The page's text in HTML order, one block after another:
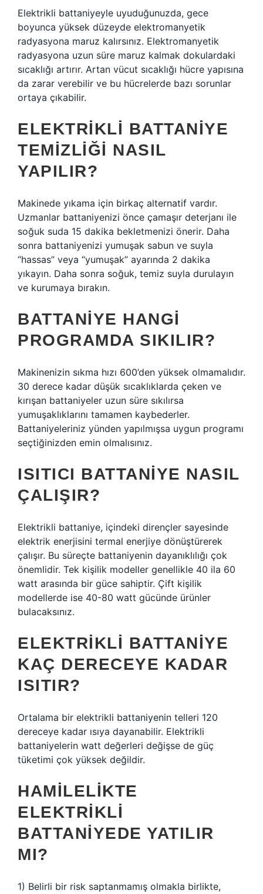
Elektrikli battaniyeyle uyuduğunuzda, gece
boyunca yüksek düzeyde elektromanyetik
radyasyona maruz kalırsınız. Elektromanyetik
radyasyona uzun süre maruz kalmak dokulardaki
sıcaklığı artırır. Artan vücut sıcaklığı hücre yapısına
da zarar verebilir ve bu hücrelerde bazı sorunlar
ortaya çıkabilir.
ELEKTRIKLI BATTANIYE
TEMIZLIĞI NASIL
YAPILIR?
Makinede yıkama için birkaç alternatif vardır.
Uzmanlar battaniyenizi önce çamaşır deterjanı ile
soğuk suda 15 dakika bekletmenizi önerir. Daha
sonra battaniyenizi yumuşak sabun ve suyla
“hassas” veya “yumuşak” ayarında 2 dakika
yıkayın. Daha sonra soğuk, temiz suyla durulayın
ve kurumaya bırakın.
BATTANIYE HANGI
PROGRAMDA SIKILIR?
Makinenizin sıkma hızı 600’den yüksek olmamalıdır.
30 derece kadar düşük sıcaklıklarda çeken ve
kırışan battaniyeler uzun süre sıkılırsa
yumuşaklıklarını tamamen kaybederler.
Battaniyeleriniz yünden yapılmışsa uygun programı
seçtiğinizden emin olmalısınız.
ISITICI BATTANIYE NASIL
ÇALIŞIR?
Elektrikli battaniye, içindeki dirençler sayesinde
elektrik enerjisini termal enerjiye dönüştürerek
çalışır. Bu süreçte battaniyenin dayanıklılığı çok
önemlidir. Tek kişilik modeller genellikle 40 ila 60
watt arasında bir güce sahiptir. Çift kişilik
modellerde ise 40-80 watt gücünde ürünler
bulacaksınız.
ELEKTRIKLI BATTANIYE
KAÇ DERECEYE KADAR
ISITIR?
Ortalama bir elektrikli battaniyenin telleri 120
dereceye kadar ısıya dayanabilir. Elektrikli
battaniyelerin watt değerleri değişse de güç
tüketimi çok yüksek değildir.
HAMILELIKTE
ELEKTRIKLI
BATTANIYEDE YATILIR
MI?
1) Belirli bir risk saptanmamış olmakla birlikte,